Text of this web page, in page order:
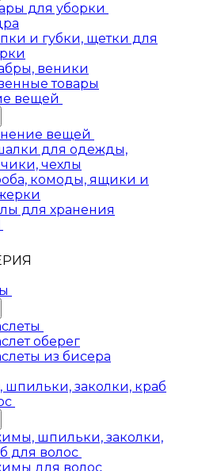
для уборки
и губки, щетки для
веники
товары
вещей
вещей
для одежды,
чехлы
комоды, ящики и
для хранения
оберег
из бисера
заколки, краб
шпильки, заколки,
для волос
для волос